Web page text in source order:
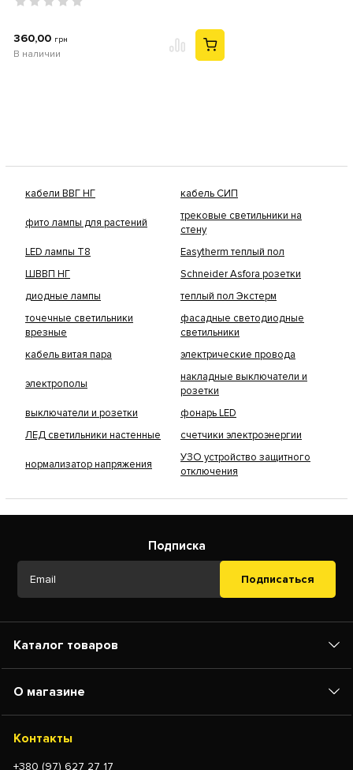
360,00 грн
В наличии
кабели ВВГ НГ кабель СИП
фито лампы для растений
трековые светильники на
стену
LED лампы Т8
Easytherm теплый пол
ШВВП НГ
Schneider Asfora розетки
диодные лампы
теплый пол Экстерм
точечные светильники
врезные
фасадные светодиодные
светильники
кабель витая пара
электрические провода
электрополы
накладные выключатели и
розетки
выключатели и розетки
фонарь LED
ЛЕД светильники настенные
счетчики электроэнергии
нормализатор напряжения
УЗО устройство защитного
отключения
Подписка
Подписаться
Каталог товаров
О магазине
Контакты
+380 (97) 627 27 17